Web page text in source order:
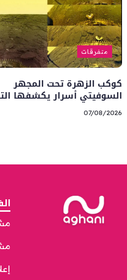
متفرقات
كوكب الزهرة تحت المجهر
السوفيتي أسرار يكشفها
07/08/2026